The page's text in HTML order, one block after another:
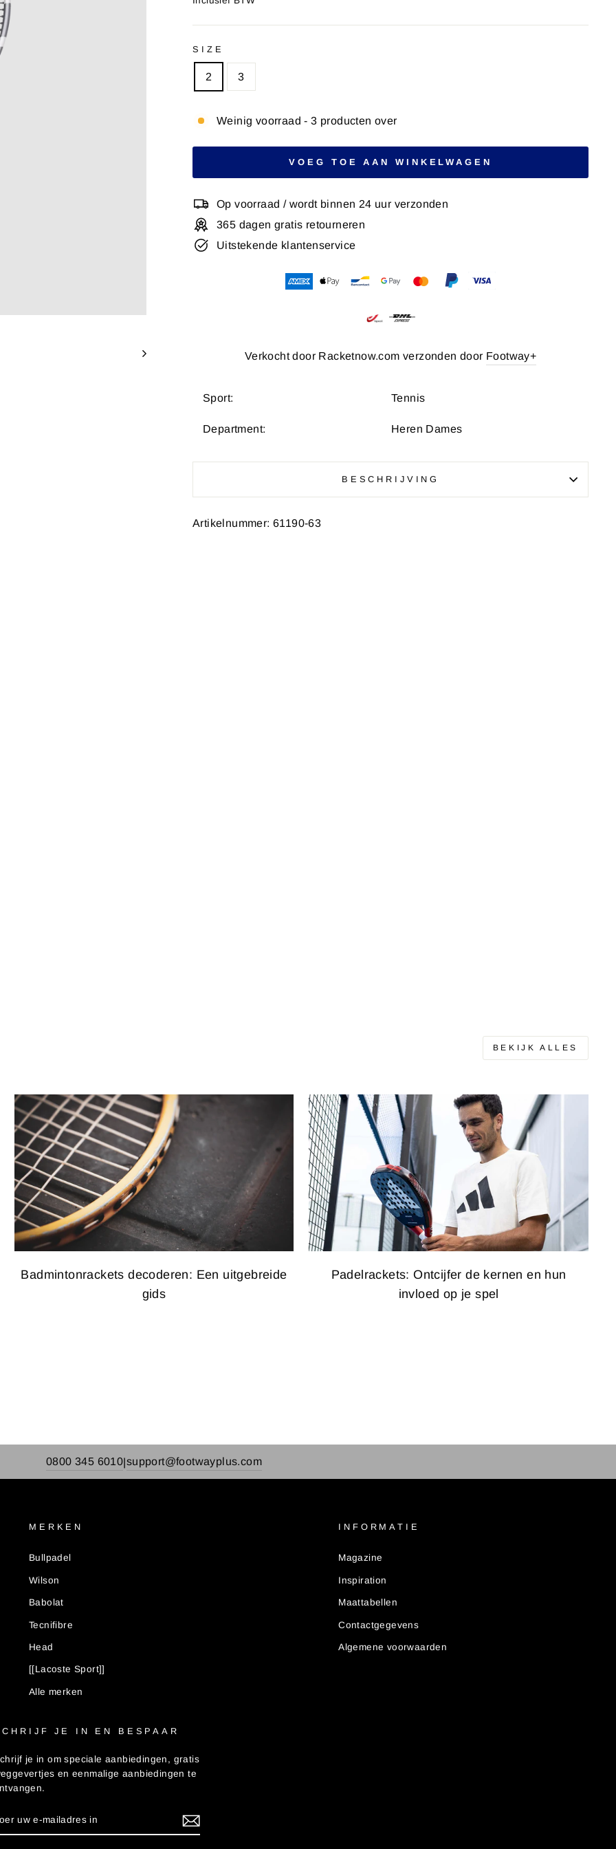
SIZE
2 3
Weinig voorraad - 3 producten over
VOEG TOE AAN WINKELWAGEN
Op voorraad / wordt binnen 24 uur verzonden
365 dagen gratis retourneren
Uitstekende klantenservice
Verkocht door Racketnow.com verzonden door Footway+
Sport: Tennis
Department: Heren Dames
BESCHRIJVING
Artikelnummer: 61190-63
BEKIJK ALLES
Badmintonrackets decoderen: Een uitgebreide
gids
Padelrackets: Ontcijfer de kernen en hun
invloed op je spel
0800 345 6010|support@footwayplus.com
MERKEN
Bullpadel
Wilson
Babolat
Tecnifibre
Head
[[Lacoste Sport]]
Alle merken
INFORMATIE
Magazine
Inspiration
Maattabellen
Contactgegevens
Algemene voorwaarden
JE IN EN BESPAAR
je in om speciale aanbiedingen, gratis
en eenmalige aanbiedingen te